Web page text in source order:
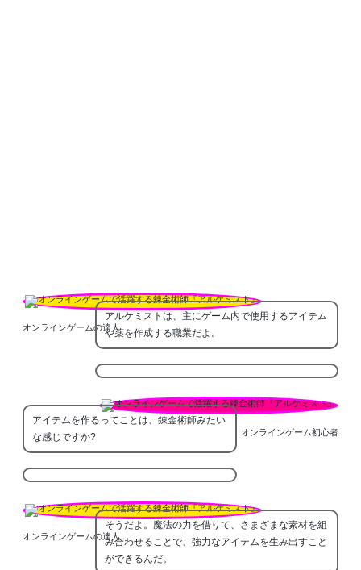
オンラインゲームの達人
アルケミストは、主にゲーム内で使用するアイテム
や薬を作成する職業だよ。
オンラインゲーム初心者
アイテムを作るってことは、錬金術師みたい
な感じですか?
オンラインゲームの達人
そうだよ。魔法の力を借りて、さまざまな素材を組
み合わせることで、強力なアイテムを生み出すこと
ができるんだ。